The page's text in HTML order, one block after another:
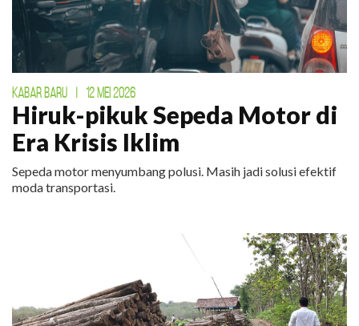
KABAR BARU 12 MEI 2026
Hiruk-pikuk Sepeda Motor di
Era Krisis Iklim
Sepeda motor menyumbang polusi. Masih jadi solusi efektif
moda transportasi.